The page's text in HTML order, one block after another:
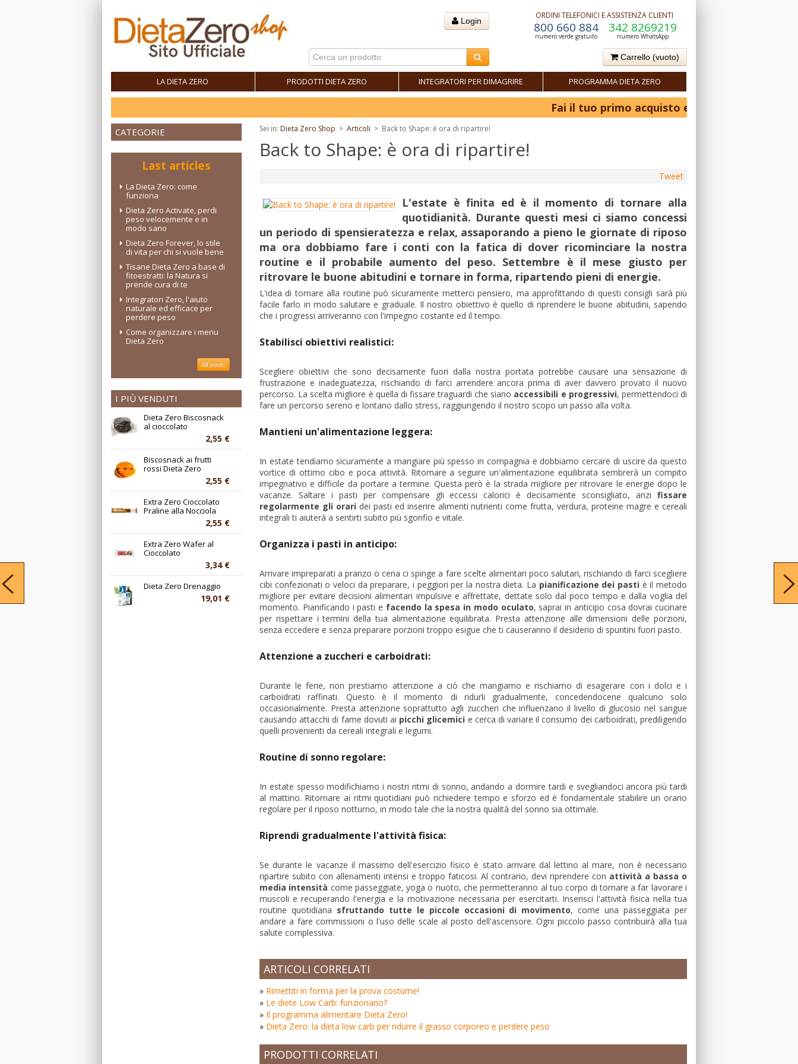
Login
ORDINI TELEFONICI E ASSISTENZA CLIENTI
800 660 884
numero verde gratuito
342 8269219
numero WhatsApp
Carrello (vuoto)
LA DIETA ZERO PRODOTTI DIETA ZERO INTEGRATORI PER DIMAGRIRE PROGRAMMA DIETA ZERO
Fai il tuo primo acquisto e ottieni il 10% di sconto!
CATEGORIE
Last articles
La Dieta Zero: come
funziona
Dieta Zero Activate, perdi
peso velocemente e in
modo sano
Dieta Zero Forever, lo stile
di vita per chi si vuole bene
Tisane Dieta Zero a base di
fitoestratti: la Natura si
prende cura di te
Integratori Zero, l'aiuto
naturale ed efficace per
perdere peso
Come organizzare i menu
Dieta Zero
All posts
I PIÙ VENDUTI
Dieta Zero Biscosnack
al cioccolato
2,55 €
Biscosnack ai frutti
rossi Dieta Zero
2,55 €
Extra Zero Cioccolato
Praline alla Nocciola
2,55 €
Extra Zero Wafer al
Cioccolato
3,34 €
Dieta Zero Drenaggio
19,01 €
Sei in: Dieta Zero Shop > Articoli > Back to Shape: è ora di ripartire!
Back to Shape: è ora di ripartire!
Tweet
L'estate è finita ed è il momento di tornare alla
quotidianità. Durante questi mesi ci siamo concessi
un periodo di spensieratezza e relax, assaporando a pieno le giornate di riposo
ma ora dobbiamo fare i conti con la fatica di dover ricominciare la nostra
routine e il probabile aumento del peso. Settembre è il mese giusto per
ritrovare le buone abitudini e tornare in forma, ripartendo pieni di energie.
L'idea di tornare alla routine può sicuramente metterci pensiero, ma approfittando di questi consigli sarà più
facile farlo in modo salutare e graduale. Il nostro obiettivo è quello di riprendere le buone abitudini, sapendo
che i progressi arriveranno con l'impegno costante ed il tempo.
Stabilisci obiettivi realistici:
Scegliere obiettivi che sono decisamente fuori dalla nostra portata potrebbe causare una sensazione di
frustrazione e inadeguatezza, rischiando di farci arrendere ancora prima di aver davvero provato il nuovo
percorso. La scelta migliore è quella di fissare traguardi che siano accessibili e progressivi, permettendoci di
fare un percorso sereno e lontano dallo stress, raggiungendo il nostro scopo un passo alla volta.
Mantieni un'alimentazione leggera:
In estate tendiamo sicuramente a mangiare più spesso in compagnia e dobbiamo cercare di uscire da questo
vortice di ottimo cibo e poca attività. Ritornare a seguire un'alimentazione equilibrata sembrerà un compito
impegnativo e difficile da portare a termine. Questa però è la strada migliore per ritrovare le energie dopo le
vacanze. Saltare i pasti per compensare gli eccessi calorici è decisamente sconsigliato, anzi fissare
regolarmente gli oraridei pasti ed inserire alimenti nutrienti come frutta, verdura, proteine magre e cereali
integrali ti aiuterà a sentirti subito più sgonfio e vitale.
Organizza i pasti in anticipo:
Arrivare impreparati a pranzo o cena ci spinge a fare scelte alimentari poco salutari, rischiando di farci scegliere
cibi confezionati o veloci da preparare, i peggiori per la nostra dieta. La pianificazione dei pasti è il metodo
migliore per evitare decisioni alimentari impulsive e affrettate, dettate solo dal poco tempo e dalla voglia del
momento. Pianificando i pasti e facendo la spesa in modo oculato, saprai in anticipo cosa dovrai cucinare
per rispettare i termini della tua alimentazione equilibrata. Presta attenzione alle dimensioni delle porzioni,
senza eccedere e senza preparare porzioni troppo esigue che ti causeranno il desiderio di spuntini fuori pasto.
Attenzione a zuccheri e carboidrati:
Durante le ferie, non prestiamo attenzione a ciò che mangiamo e rischiamo di esagerare con i dolci e i
carboidrati raffinati. Questo è il momento di ridurli gradualmente, concedendocene qualcuno solo
occasionalmente. Presta attenzione soprattutto agli zuccheri che influenzano il livello di glucosio nel sangue
causando attacchi di fame dovuti ai picchi glicemici e cerca di variare il consumo dei carboidrati, prediligendo
quelli provenienti da cereali integrali e legumi.
Routine di sonno regolare:
In estate spesso modifichiamo i nostri ritmi di sonno, andando a dormire tardi e svegliandoci ancora più tardi
al mattino. Ritornare ai ritmi quotidiani può richiedere tempo e sforzo ed è fondamentale stabilire un orario
regolare per il riposo notturno, in modo tale che la nostra qualità del sonno sia ottimale.
Riprendi gradualmente l'attività fisica:
Se durante le vacanze il massimo dell'esercizio fisico è stato arrivare dal lettino al mare, non è necessario
ripartire subito con allenamenti intensi e troppo faticosi. Al contrario, devi riprendere con attività a bassa o
media intensità come passeggiate, yoga o nuoto, che permetteranno al tuo corpo di tornare a far lavorare i
muscoli e recuperando l'energia e la motivazione necessaria per esercitarti. Inserisci l'attività fisica nella tua
routine quotidiana sfruttando tutte le piccole occasioni di movimento, come una passeggiata per
andare a fare commissioni o l'uso delle scale al posto dell'ascensore. Ogni piccolo passo contribuirà alla tua
salute complessiva.
ARTICOLI CORRELATI
» Rimettiti in forma per la prova costume!
» Le diete Low Carb: funzionano?
» Il programma alimentare Dieta Zero!
» Dieta Zero: la dieta low carb per ridurre il grasso corporeo e perdere peso
PRODOTTI CORRELATI